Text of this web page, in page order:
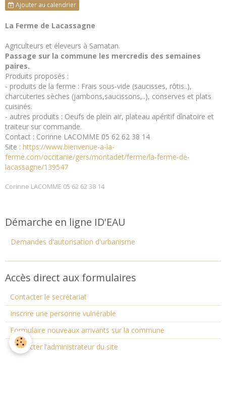
Ajouter au calendrier
La Ferme de Lacassagne
Agriculteurs et éleveurs à Samatan.
Passage sur la commune les mercredis des semaines
paires.
Produits proposés :
- produits de la ferme : Frais sous-vide (saucisses, rôtis..),
charcuteries sèches (jambons,saucissons,..), conserves et plats
cuisinés.
- autres produits : Oeufs de plein air, plateau apéritif dînatoire et
traiteur sur commande.
Contact : Corinne LACOMME 05 62 62 38 14
Site : https://www.bienvenue-a-la-
ferme.com/occitanie/gers/montadet/ferme/la-ferme-de-
lacassagne/139547
Corinne LACOMME 05 62 62 38 14
Démarche en ligne ID'EAU
Demandes d'autorisation d'urbanisme
Accès direct aux formulaires
Contacter le secrétariat
Inscrire une personne vulnérable
Formulaire nouveaux arrivants sur la commune
Contacter l’administrateur du site